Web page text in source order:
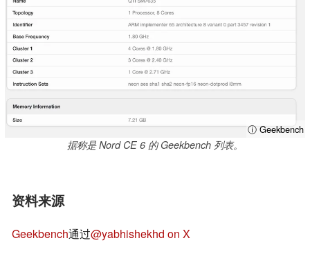
ⓘ Geekbench
据称是 Nord CE 6 的 Geekbench 列表。
资料来源
Geekbench通过@yabhishekhd on X